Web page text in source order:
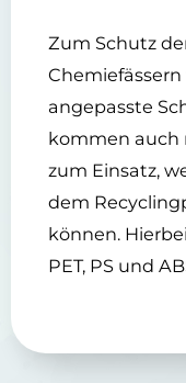
Zum Schutz
angepasste
kommen auch
zum Einsatz,
dem
können.
PET, PS und